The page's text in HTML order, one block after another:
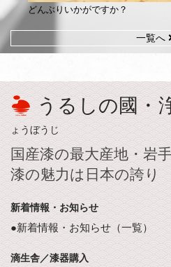
どんぶりいかがですか？
一覧へ
うるしの國・
ょうぼうじ
国産漆の最大産地・岩
漆の魅力は日本の誇り
新着情報・お知らせ
●新着情報・お知らせ（一覧）
滴生舎／漆器購入